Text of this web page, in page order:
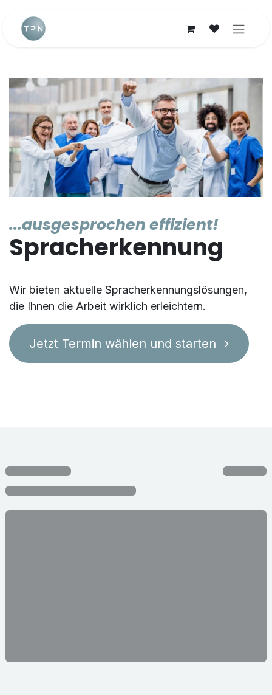
...ausgesprochen effizient!
Spracherkennung
Wir bieten aktuelle Spracherkennungslösungen,
die Ihnen die Arbeit wirklich erleichtern.
Jetzt Termin wählen und starten